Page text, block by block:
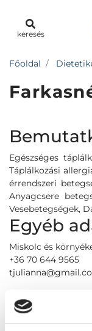
keresés
Főoldal
Egészséges
Táplálkozási
érrendszeri
Anyagcsere
Vesebetegségek,
Egyéb
Miskolc és
+36 70 644 9565